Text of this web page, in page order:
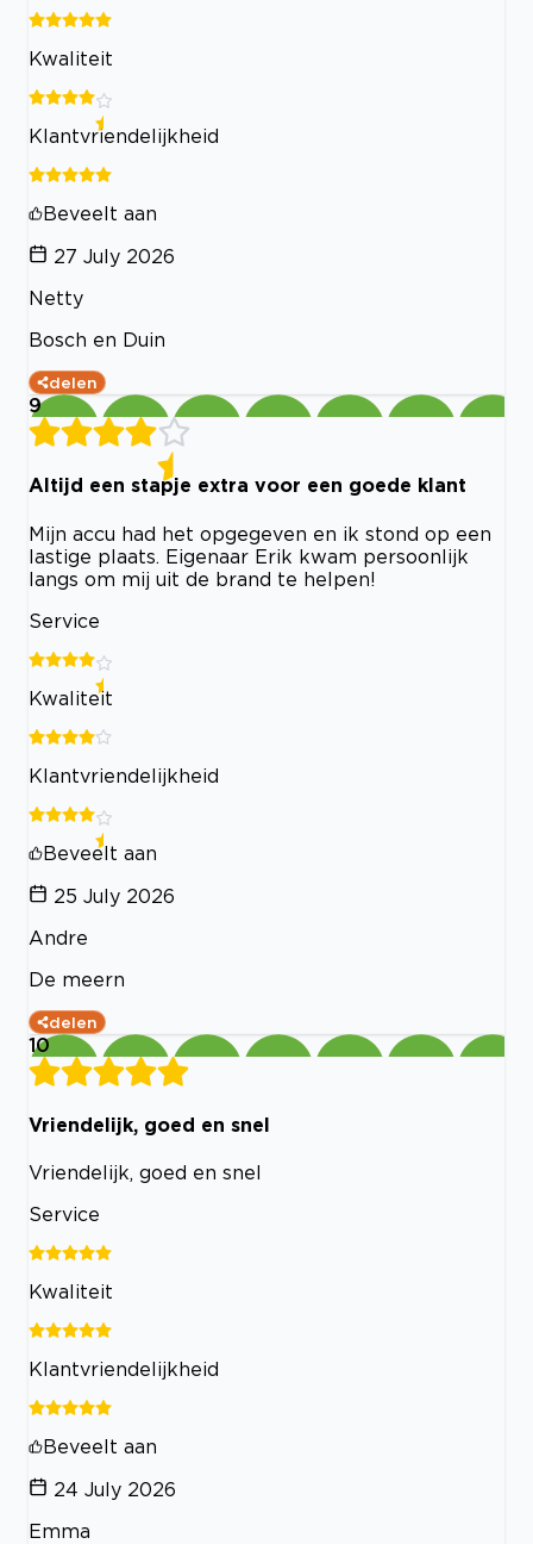
Kwaliteit
Klantvriendelijkheid
Beveelt aan
27 July 2026
Netty
Bosch en Duin
delen
9
Altijd een stapje extra voor een goede klant
Mijn accu had het opgegeven en ik stond op een
lastige plaats. Eigenaar Erik kwam persoonlijk
langs om mij uit de brand te helpen!
Service
Kwaliteit
Klantvriendelijkheid
Beveelt aan
25 July 2026
Andre
De meern
delen
10
Vriendelijk, goed en snel
Vriendelijk, goed en snel
Service
Kwaliteit
Klantvriendelijkheid
Beveelt aan
24 July 2026
Emma